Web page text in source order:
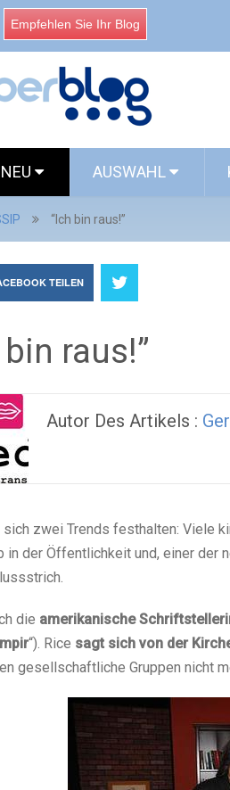
Empfehlen Sie Ihr Blog
NEU AUSWAHL
“Ich bin raus!”
TEILEN
bin raus!”
Autor Des Artikels :
sich zwei Trends festhalten: Viele
in der Öffentlichkeit und, einer der
die amerikanische
“). Rice sagt sich von der
gesellschaftliche Gruppen nicht